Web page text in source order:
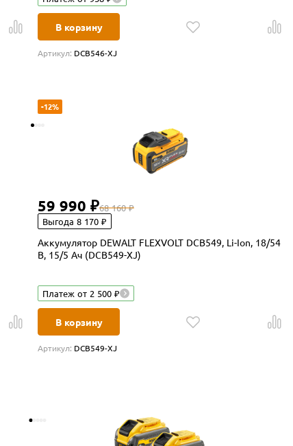
В корзину
Артикул: DCB546-XJ
-12%
59 990 ₽68 160 ₽
Выгода 8 170 ₽
Аккумулятор DEWALT FLEXVOLT DCB549, Li-Ion, 18/54
В, 15/5 Ач (DCB549-XJ)
Платеж от 2 500 ₽
В корзину
Артикул: DCB549-XJ